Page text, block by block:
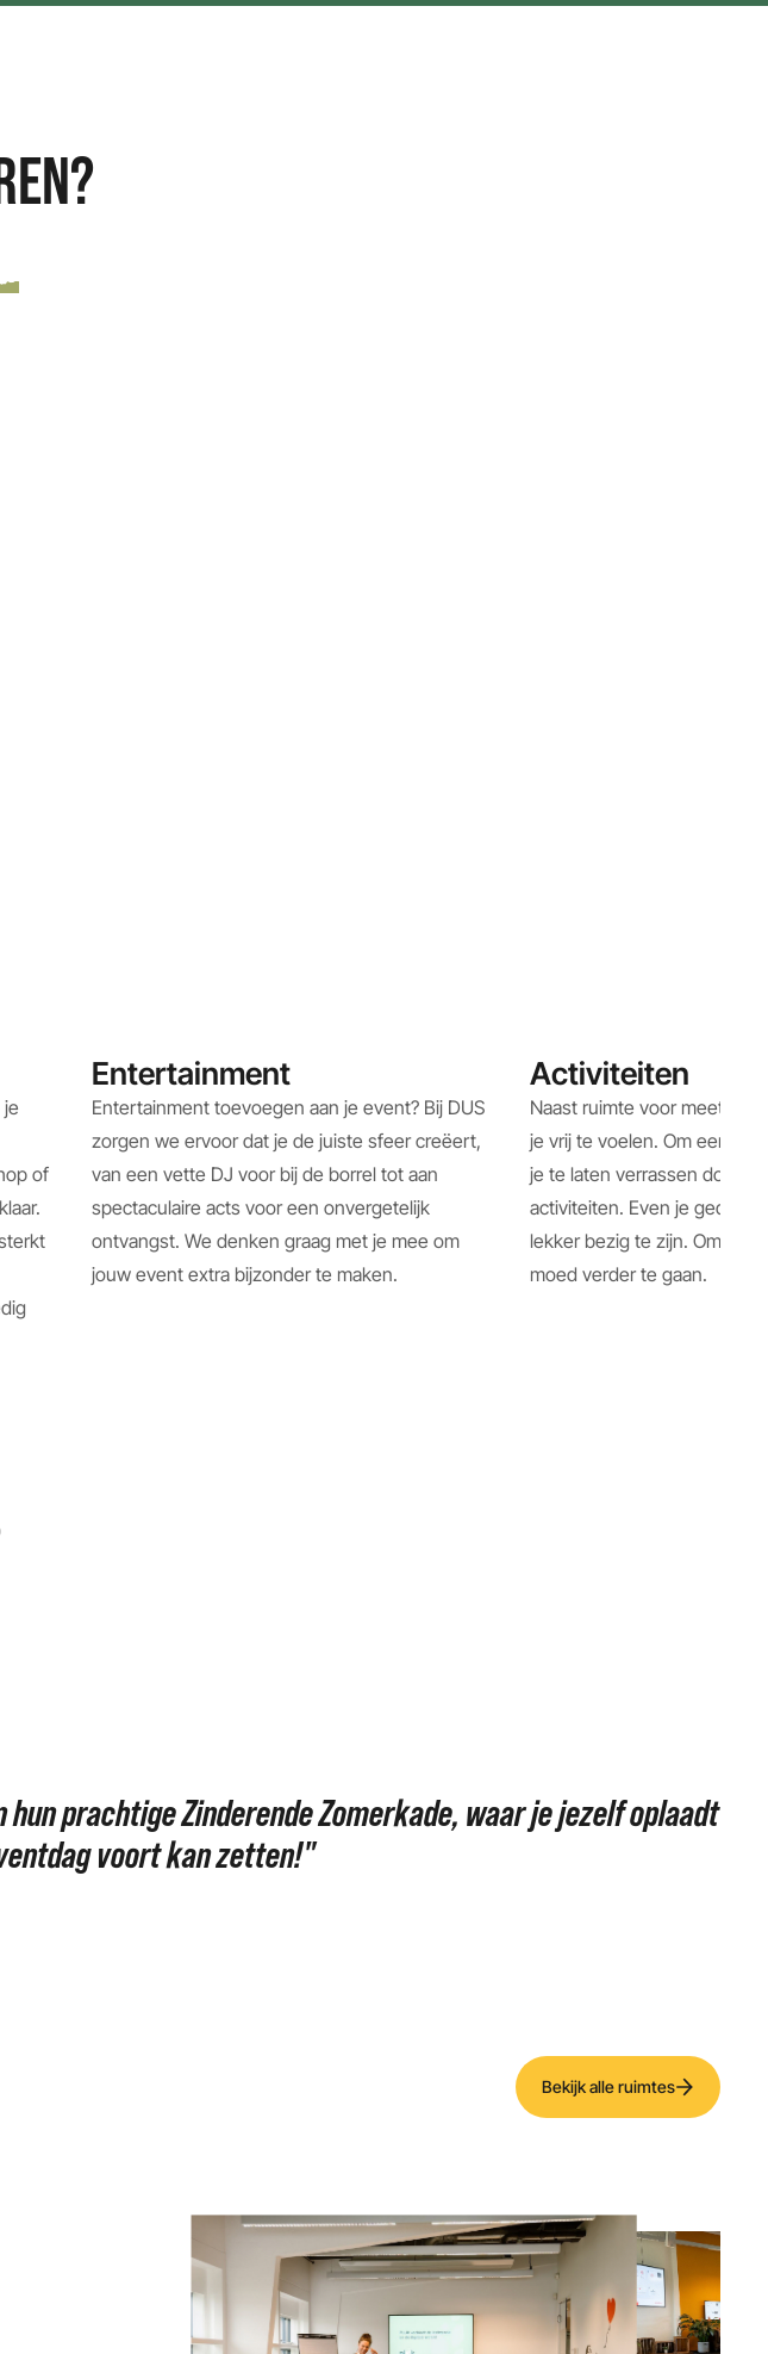
of
Entertainment
Entertainment toevoegen aan je event? Bij DUS
zorgen we ervoor dat je de juiste sfeer creëert,
van een vette DJ voor bij de borrel tot aan
spectaculaire acts voor een onvergetelijk
ontvangst. We denken graag met je mee om
jouw event extra bijzonder te maken.
Activiteiten
Naast ruimte voor
je vrij te voelen. Om een
je te laten verrassen door
activiteiten. Even je
lekker bezig te zijn. Om
moed verder te gaan.
prachtige Zinderende Zomerkade, waar je jezelf oplaadt
voort kan zetten!"
Bekijk alle ruimtes